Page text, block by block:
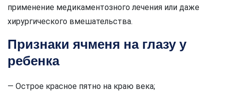
применение медикаментозного лечения или даже
хирургического вмешательства.
Признаки ячменя на глазу у
ребенка
— Острое красное пятно на краю века;